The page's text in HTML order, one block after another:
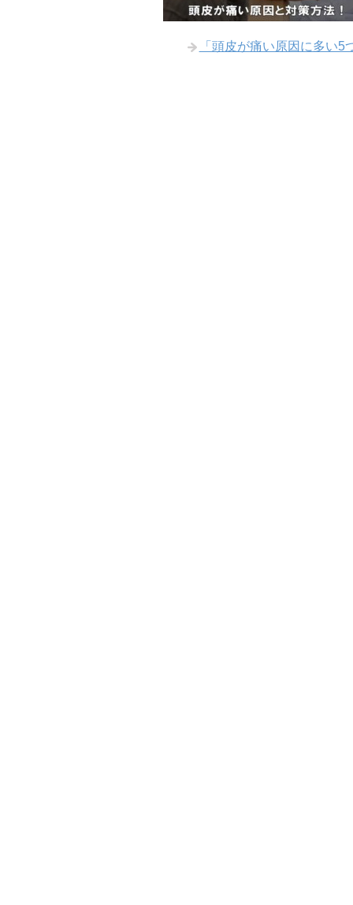
「頭皮が痛い原因に多い